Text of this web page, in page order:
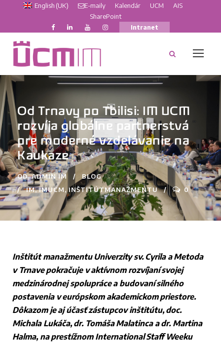
English (UK) E-maily Kalendár UCM
AIS
SharePoint
Intranet
Od Trnavy po Tbilisi: IM UCM
rozvíja globálne partnerstvá
pre moderné vzdelávanie na
Kaukaze
OD ADMIN IM
BLOG
IM, IMUCM, INŠTITÚTMANAŽMENTU 0
Inštitút manažmentu Univerzity sv. Cyrila a Metoda
v Trnave pokračuje v aktívnom rozvíjaní svojej
medzinárodnej spolupráce a budovaní silného
postavenia v európskom akademickom priestore.
Dôkazom je aj účasť zástupcov inštitútu, doc.
Michala Lukáča, dr. Tomáša Malatinca a dr. Martina
Halma, na prestížnom International Staff Weeku